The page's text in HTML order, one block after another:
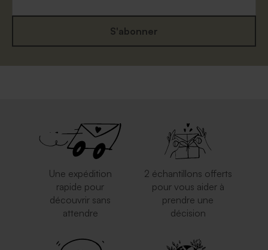
Enveloppe naissance longue
Enveloppe papier kraft
S'abonner
Une expédition
rapide pour
découvrir sans
attendre
2 échantillons offerts
pour vous aider à
prendre une
décision